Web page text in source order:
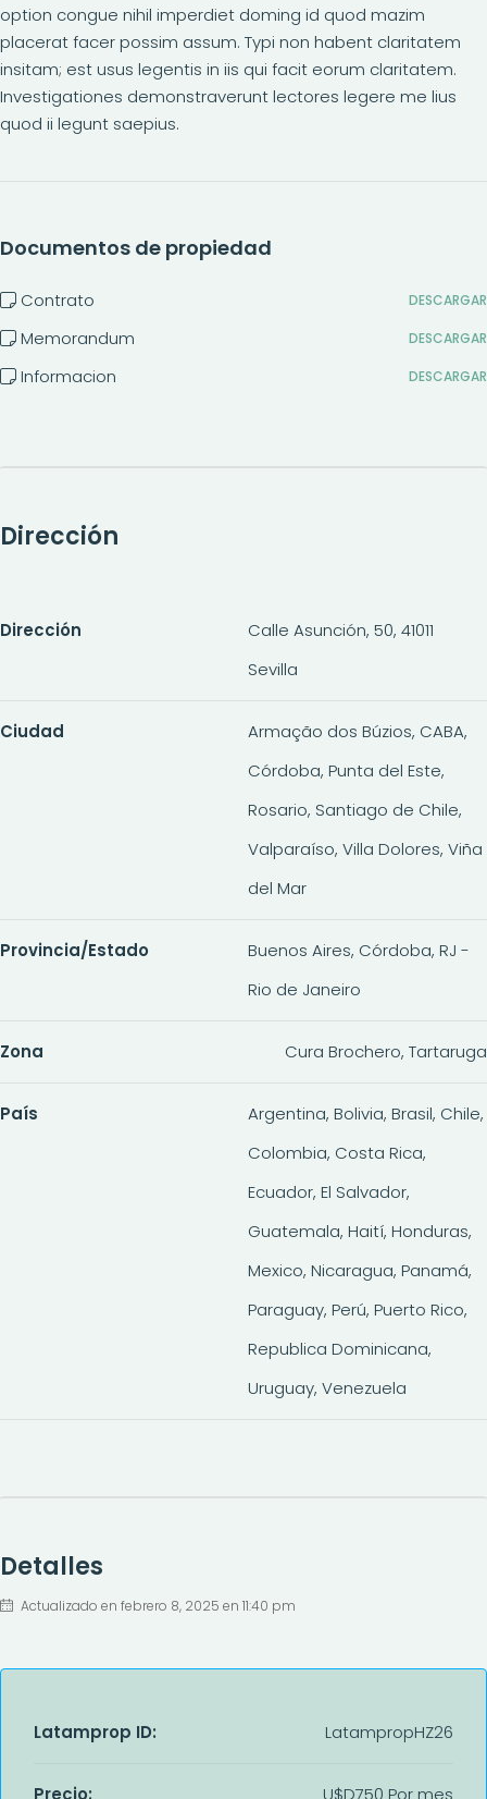
option congue nihil imperdiet doming id quod mazim
placerat facer possim assum. Typi non habent claritatem
insitam; est usus legentis in iis qui facit eorum claritatem.
Investigationes demonstraverunt lectores legere me lius
quod ii legunt saepius.
Documentos de propiedad
Contrato DESCARGAR
Memorandum DESCARGAR
Informacion DESCARGAR
Dirección
Dirección
Calle Asunción, 50, 41011
Sevilla
Ciudad
Armação dos Búzios, CABA,
Córdoba, Punta del Este,
Rosario, Santiago de Chile,
Valparaíso, Villa Dolores, Viña
del Mar
Provincia/Estado
Buenos Aires, Córdoba, RJ -
Rio de Janeiro
Zona Cura Brochero, Tartaruga
País
Argentina, Bolivia, Brasil, Chile,
Colombia, Costa Rica,
Ecuador, El Salvador,
Guatemala, Haití, Honduras,
Mexico, Nicaragua, Panamá,
Paraguay, Perú, Puerto Rico,
Republica Dominicana,
Uruguay, Venezuela
Detalles
Actualizado en febrero 8, 2025 en 11:40 pm
Latamprop ID: LatampropHZ26
Precio: U$D750 Por mes